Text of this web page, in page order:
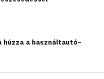
húzza a használtautó-